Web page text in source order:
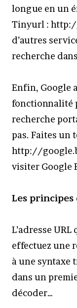
longue en un
Tinyurl :
d’autres
recherche
Enfin, Google
fonctionnalité
recherche
pas. Faites un
http://
visiter Google
Les principes
L’adresse
effectuez une
à une syntaxe
dans un
décoder…